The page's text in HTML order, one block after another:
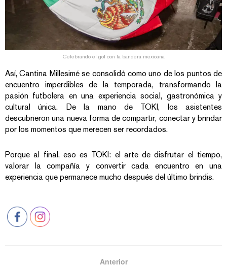
Celebrando el gol con la bandera mexicana
Así, Cantina Millesimé se consolidó como uno de los puntos de
encuentro imperdibles de la temporada, transformando la
pasión futbolera en una experiencia social, gastronómica y
cultural única. De la mano de TOKI, los asistentes
descubrieron una nueva forma de compartir, conectar y brindar
por los momentos que merecen ser recordados.
Porque al final, eso es TOKI: el arte de disfrutar el tiempo,
valorar la compañía y convertir cada encuentro en una
experiencia que permanece mucho después del último brindis.
Anterior